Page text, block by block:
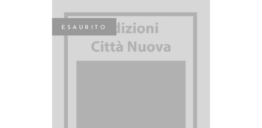
ESAURITO